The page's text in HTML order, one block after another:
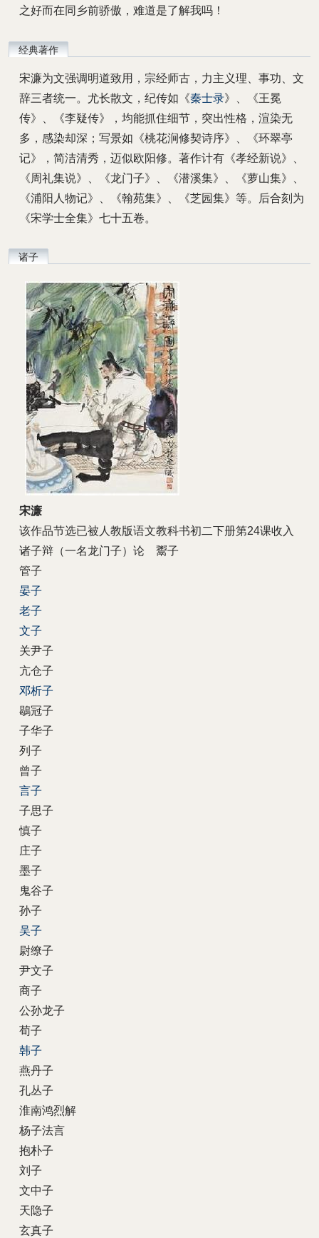
之好而在同乡前骄傲，难道是了解我吗！
经典著作
宋濂为文强调明道致用，宗经师古，力主义理、事功、文
辞三者统一。尤长散文，纪传如《秦士录》、《王冕
传》、《李疑传》，均能抓住细节，突出性格，渲染无
多，感染却深；写景如《桃花涧修契诗序》、《环翠亭
记》，简洁清秀，迈似欧阳修。著作计有《孝经新说》、
《周礼集说》、《龙门子》、《潜溪集》、《萝山集》、
《浦阳人物记》、《翰苑集》、《芝园集》等。后合刻为
《宋学士全集》七十五卷。
诸子
宋濂
该作品节选已被人教版语文教科书初二下册第24课收入
诸子辩（一名龙门子）论 鬻子
管子
晏子
老子
文子
关尹子
亢仓子
邓析子
鶡冠子
子华子
列子
曾子
言子
子思子
慎子
庄子
墨子
鬼谷子
孙子
吴子
尉缭子
尹文子
商子
公孙龙子
荀子
韩子
燕丹子
孔丛子
淮南鸿烈解
杨子法言
抱朴子
刘子
文中子
天隐子
玄真子